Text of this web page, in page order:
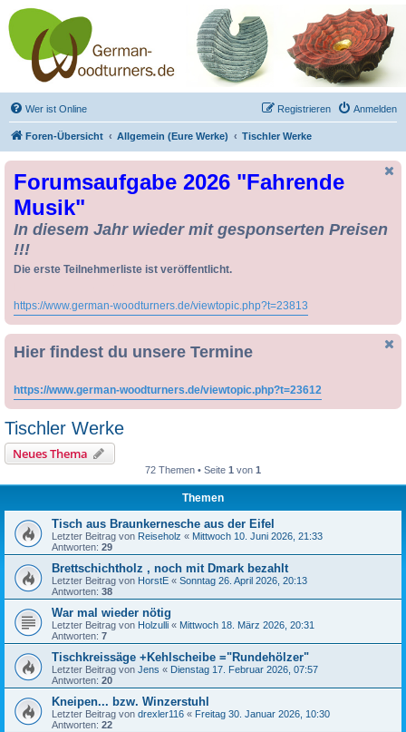
Drechseln und
Kunsthandwerk -
German-Woodturners
*Forum Sauerland*
Der Treffpunkt für Drechsler und Freunde des Kunsthandwerks
Wer ist Online Anmelden
Registrieren
Foren-Übersicht Allgemein (Eure Werke) Tischler Werke
Forumsaufgabe 2026 "Fahrende
Musik"
In diesem Jahr wieder mit gesponserten Preisen
!!!
Die erste Teilnehmerliste ist veröffentlicht.
https://www.german-woodturners.de/viewtopic.php?t=23813
Hier findest du unsere Termine
https://www.german-woodturners.de/viewtopic.php?t=23612
Tischler Werke
Neues Thema
72 Themen • Seite 1 von 1
Themen
Tisch aus Braunkernesche aus der Eifel
Letzter Beitrag von Reiseholz « Mittwoch 10. Juni 2026, 21:33
Antworten: 29
Brettschichtholz , noch mit Dmark bezahlt
Letzter Beitrag von HorstE « Sonntag 26. April 2026, 20:13
Antworten: 38
War mal wieder nötig
Letzter Beitrag von Holzulli « Mittwoch 18. März 2026, 20:31
Antworten: 7
Tischkreissäge +Kehlscheibe ="Rundehölzer"
Letzter Beitrag von Jens « Dienstag 17. Februar 2026, 07:57
Antworten: 20
Kneipen... bzw. Winzerstuhl
Letzter Beitrag von drexler116 « Freitag 30. Januar 2026, 10:30
Antworten: 22